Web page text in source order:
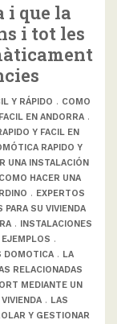
i que la
i tot les
Y RÁPIDO . COMO
EN ANDORRA.
Y FACIL EN
RAPIDO Y
UNA INSTALACIÓN
COMO HACER UNA
. EXPERTOS
SU VIVIENDA
.
INSTALACIONES
.
DOMOTICA . LA
RELACIONADAS
MEDIANTE UN
. LAS
Y GESTIONAR